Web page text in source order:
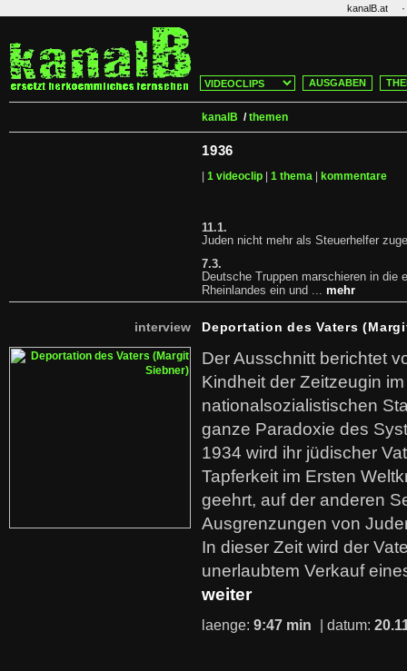
kanalB.at ·
AUSGABEN
kanalB /themen
1936
1 videoclip 1 thema kommentare
11.1.
Juden nicht mehr als Steuerhelfer
7.3.
Deutsche Truppen marschieren in die
Rheinlandes ein und ... mehr
interview Deportation des Vaters
Der Ausschnitt berichtet
Kindheit der Zeitzeugin im
nationalsozialistischen
ganze Paradoxie des
1934 wird ihr jüdischer
Tapferkeit im Ersten
geehrt, auf der anderen
Ausgrenzungen von
In dieser Zeit wird der
unerlaubtem Verkauf
weiter
laenge: 9:47 min | datum: